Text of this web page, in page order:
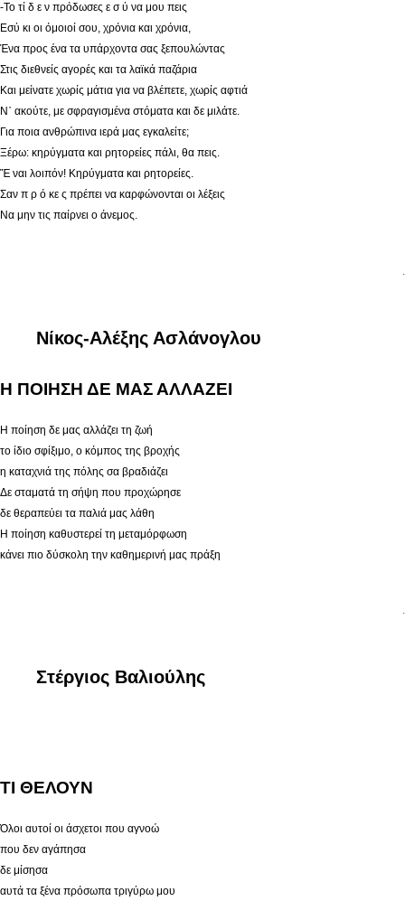
-Το τί δ ε ν πρόδωσες ε σ ύ να μου πεις
Εσύ κι οι όμοιοί σου, χρόνια και χρόνια,
Ένα προς ένα τα υπάρχοντα σας ξεπουλώντας
Στις διεθνείς αγορές και τα λαϊκά παζάρια
Και μείνατε χωρίς μάτια για να βλέπετε, χωρίς αφτιά
Ν᾿ ακούτε, με σφραγισμένα στόματα και δε μιλάτε.
Για ποια ανθρώπινα ιερά μας εγκαλείτε;
Ξέρω: κηρύγματα και ρητορείες πάλι, θα πεις.
Ἔ ναι λοιπόν! Κηρύγματα και ρητορείες.
Σαν π ρ ό κε ς πρέπει να καρφώνονται οι λέξεις
Να μην τις παίρνει ο άνεμος.
.
Νίκος-Αλέξης Ασλάνογλου
Η ΠΟΙΗΣΗ ΔΕ ΜΑΣ ΑΛΛΑΖΕΙ
Η ποίηση δε μας αλλάζει τη ζωή
το ίδιο σφίξιμο, ο κόμπος της βροχής
η καταχνιά της πόλης σα βραδιάζει
Δε σταματά τη σήψη που προχώρησε
δε θεραπεύει τα παλιά μας λάθη
Η ποίηση καθυστερεί τη μεταμόρφωση
κάνει πιο δύσκολη την καθημερινή μας πράξη
.
Στέργιος Βαλιούλης
ΤΙ ΘΕΛΟΥΝ
Όλοι αυτοί οι άσχετοι που αγνοώ
που δεν αγάπησα
δε μίσησα
αυτά τα ξένα πρόσωπα τριγύρω μου